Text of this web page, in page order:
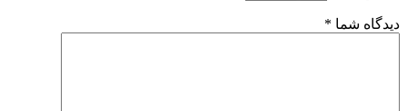
دیدگاه شما *